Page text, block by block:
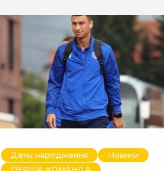
День народження
Новини